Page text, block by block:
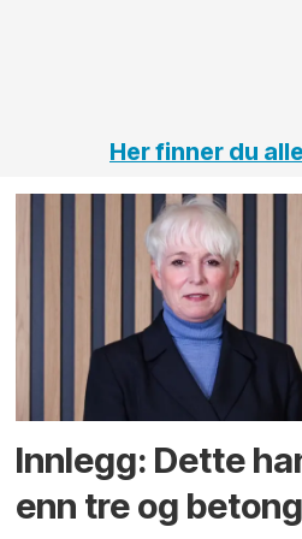
Her finner du
Innlegg: Dette
enn tre og betong